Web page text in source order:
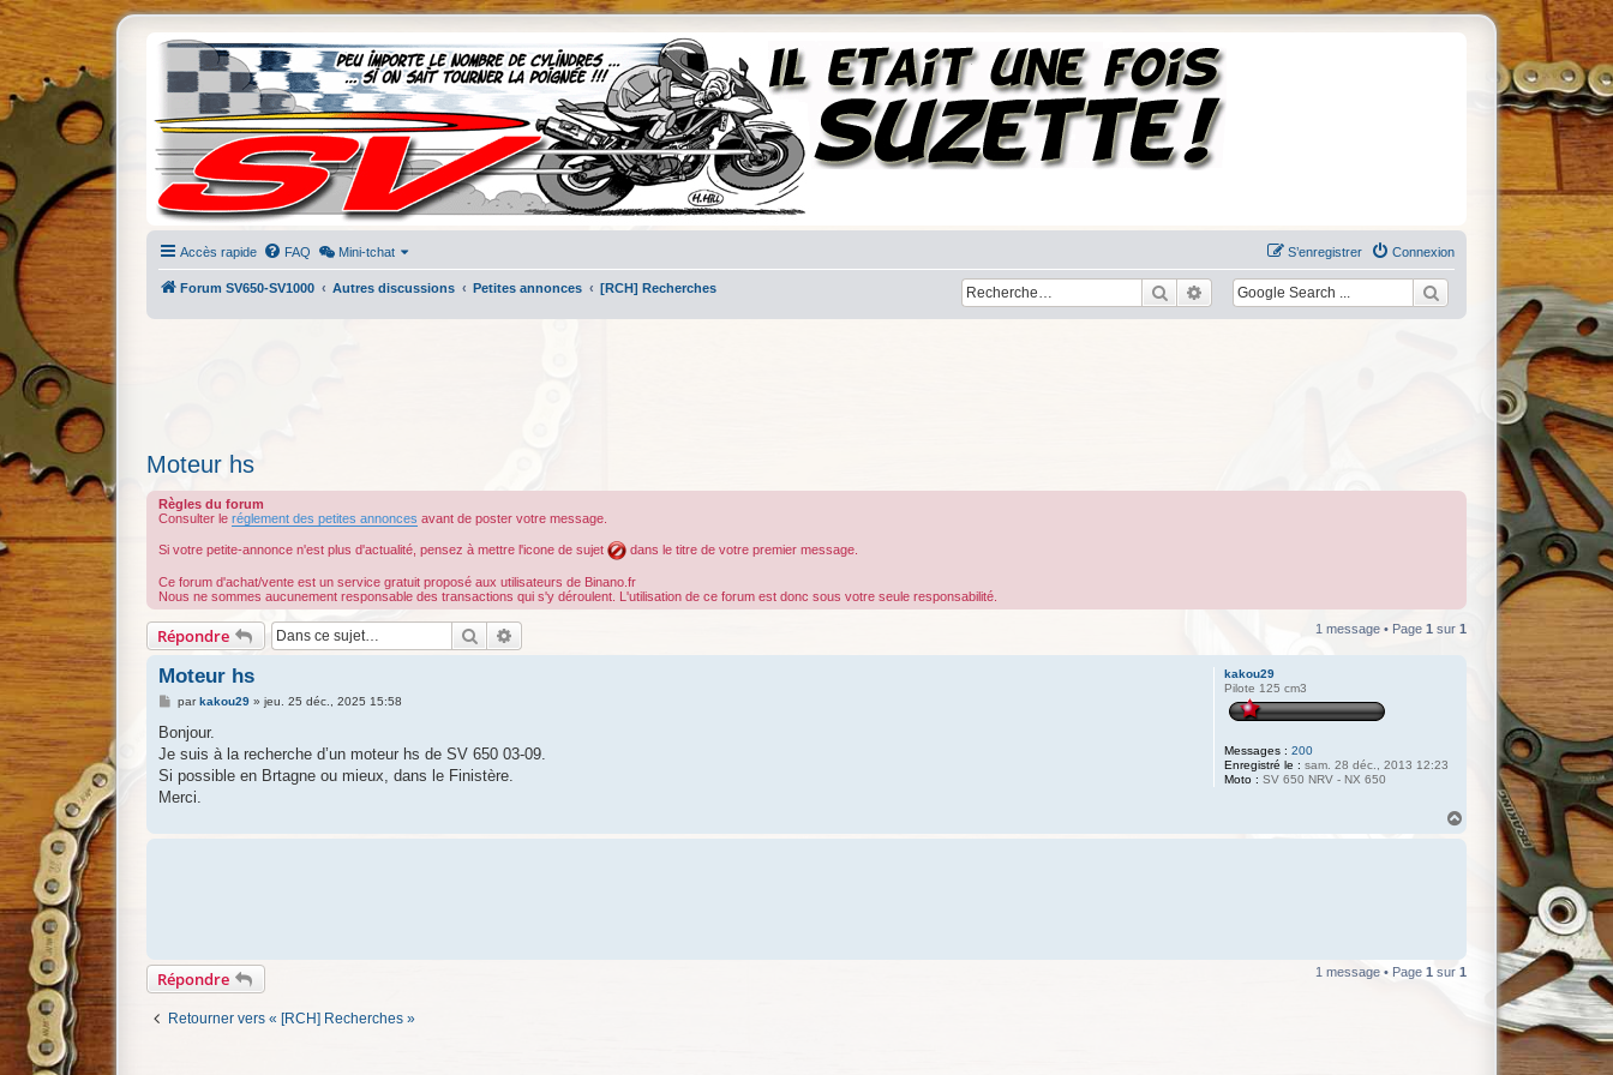
Accès rapide FAQ Mini-tchat Connexion
S’enregistrer
Forum SV650-SV1000 Autres discussions Petites annonces [RCH] Recherches RechercherRecherche avancée
Moteur hs
Règles du forum
Consulter le réglement des petites annonces avant de poster votre message.
Si votre petite-annonce n'est plus d'actualité, pensez à mettre l'icone de sujet dans le titre de votre premier message.
Ce forum d'achat/vente est un service gratuit proposé aux utilisateurs de Binano.fr
Nous ne sommes aucunement responsable des transactions qui s'y déroulent. L'utilisation de ce forum est donc sous votre seule responsabilité.
Répondre Rechercher 1 message • Page 1 sur 1
kakou29
Pilote 125 cm3
Messages : 200
Enregistré le : sam. 28 déc., 2013 12:23
Moto : SV 650 NRV - NX 650
Moteur hs
M
s
a
g
e
parkakou29» jeu. 25 déc., 2025 15:58
Bonjour.
Je suis à la recherche d’un moteur hs de SV 650 03-09.
Si possible en Brtagne ou mieux, dans le Finistère.
Merci.
Répondre 1 message • Page 1 sur 1
Retourner vers « [RCH] Recherches »